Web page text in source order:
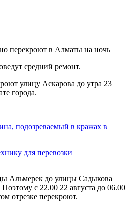
средний ремонт.
улицу Аскарова до утра 23
города.
подозреваемый в кражах в
для перевозки
Альмерек до улицы Садыкова
с 22.00 22 августа до 06.00
отрезке перекроют.